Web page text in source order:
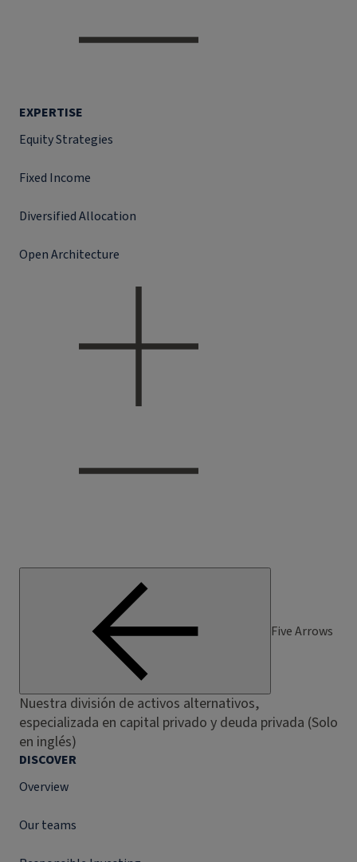
EXPERTISE
Equity Strategies
Fixed Income
Diversified Allocation
Open Architecture
Five Arrows
Nuestra división de activos alternativos,
especializada en capital privado y deuda privada (Solo
en inglés)
DISCOVER
Overview
Our teams